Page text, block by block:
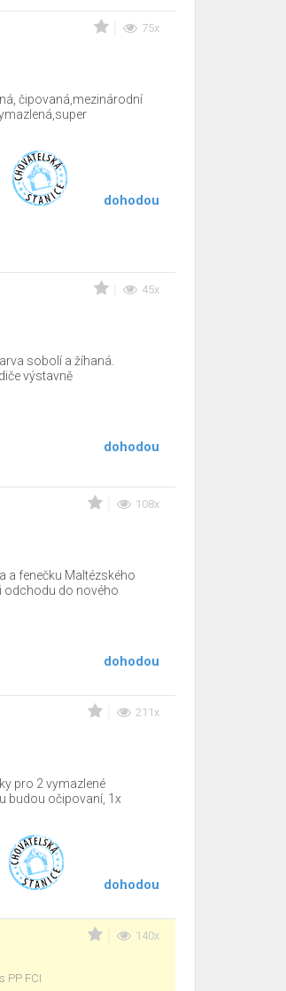
75x
čipovaná,mezinárodní
dohodou
45x
sobolí a žíhaná.
výstavně
dohodou
108x
a fenečku Maltézského
odchodu do nového
dohodou
211x
pro 2 vymazlené
budou očipovaní, 1x
dohodou
140x
s PP FCI